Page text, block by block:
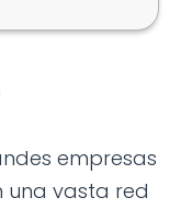
empresas
una vasta red